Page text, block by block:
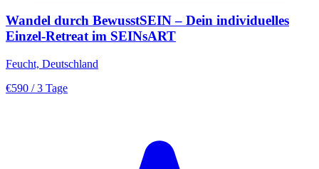
Wandel durch BewusstSEIN – Dein individuelles
Einzel-Retreat im SEINsART
Feucht, Deutschland
€590 / 3 Tage